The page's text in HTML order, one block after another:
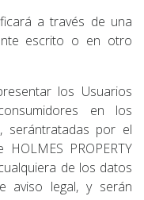
a través de una
escrito o en otro
los Usuarios
en los
serántratadas por el
PROPERTY
de los datos
aviso legal, y serán